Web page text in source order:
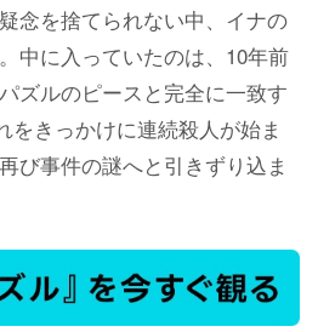
念を捨てられない中、イナの
中に入っていたのは、10年前
ズルのピースと完全に一致す
をきっかけに連続殺人が始ま
び事件の謎へと引きずり込ま